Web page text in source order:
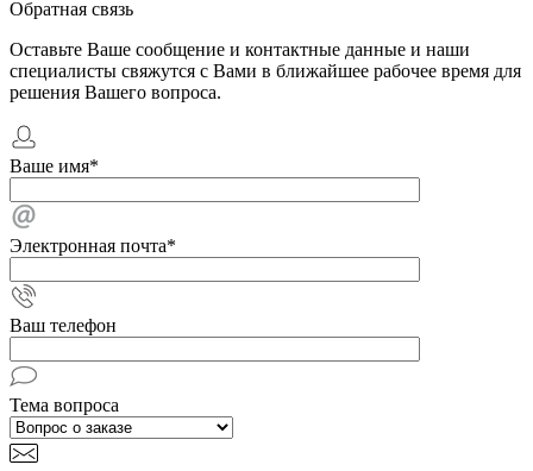
Обратная связь
Оставьте Ваше сообщение и контактные данные и наши
специалисты свяжутся с Вами в ближайшее рабочее время для
решения Вашего вопроса.
Ваше имя*
Электронная почта*
Ваш телефон
Тема вопроса